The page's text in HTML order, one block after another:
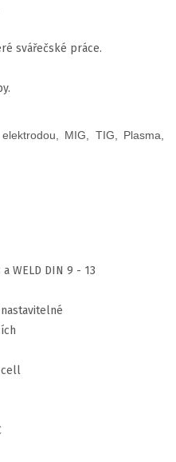
svářečské práce.
MIG, TIG, Plasma,
WELD DIN 9 - 13
cell